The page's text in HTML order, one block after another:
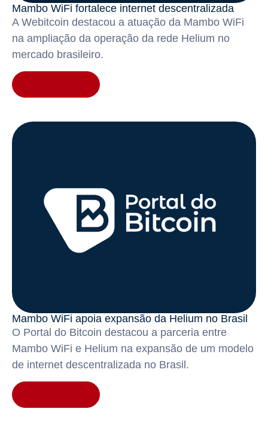
Mambo WiFi fortalece internet descentralizada
A Webitcoin destacou a atuação da Mambo WiFi
na ampliação da operação da rede Helium no
mercado brasileiro.
Mambo WiFi apoia expansão da Helium no Brasil
O Portal do Bitcoin destacou a parceria entre
Mambo WiFi e Helium na expansão de um modelo
de internet descentralizada no Brasil.